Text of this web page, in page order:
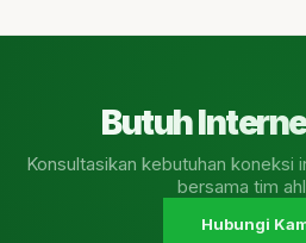
Butuh
Konsultasikan kebutuhan koneksi
bersama tim
Hubungi